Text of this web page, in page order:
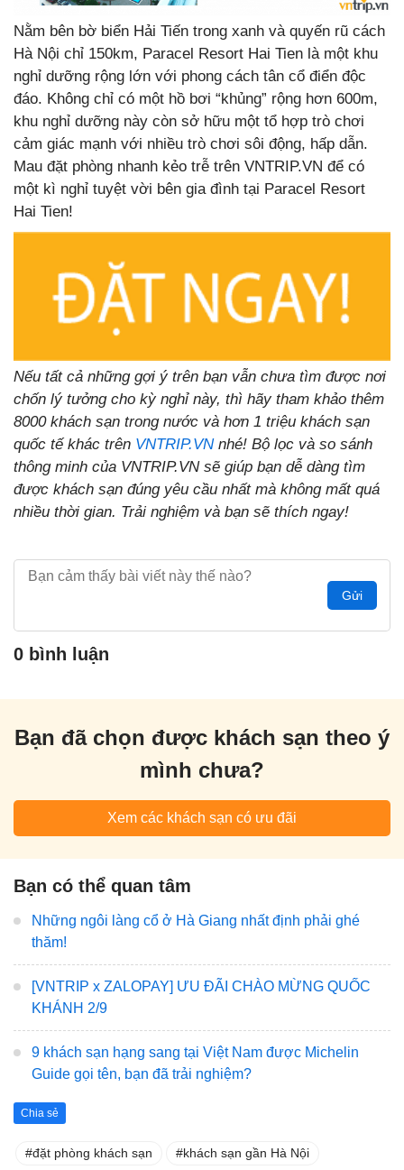
Nằm bên bờ biển Hải Tiến trong xanh và quyến rũ cách
Hà Nội chỉ 150km, Paracel Resort Hai Tien là một khu
nghỉ dưỡng rộng lớn với phong cách tân cổ điển độc
đáo. Không chỉ có một hồ bơi “khủng” rộng hơn 600m,
khu nghỉ dưỡng này còn sở hữu một tổ hợp trò chơi
cảm giác mạnh với nhiều trò chơi sôi động, hấp dẫn.
Mau đặt phòng nhanh kẻo trễ trên VNTRIP.VN để có
một kì nghỉ tuyệt vời bên gia đình tại Paracel Resort
Hai Tien!
Nếu tất cả những gợi ý trên bạn vẫn chưa tìm được nơi
chốn lý tưởng cho kỳ nghỉ này, thì hãy tham khảo thêm
8000 khách sạn trong nước và hơn 1 triệu khách sạn
quốc tế khác trên VNTRIP.VNnhé! Bộ lọc và so sánh
thông minh của VNTRIP.VN sẽ giúp bạn dễ dàng tìm
được khách sạn đúng yêu cầu nhất mà không mất quá
nhiều thời gian. Trải nghiệm và bạn sẽ thích ngay!
Gửi
0 bình luận
Bạn đã chọn được khách sạn theo ý
mình chưa?
Xem các khách sạn có ưu đãi
Bạn có thể quan tâm
Những ngôi làng cổ ở Hà Giang nhất định phải ghé
thăm!
[VNTRIP x ZALOPAY] ƯU ĐÃI CHÀO MỪNG QUỐC
KHÁNH 2/9
9 khách sạn hạng sang tại Việt Nam được Michelin
Guide gọi tên, bạn đã trải nghiệm?
Chia sẻ
đặt phòng khách sạn khách sạn gần Hà Nội